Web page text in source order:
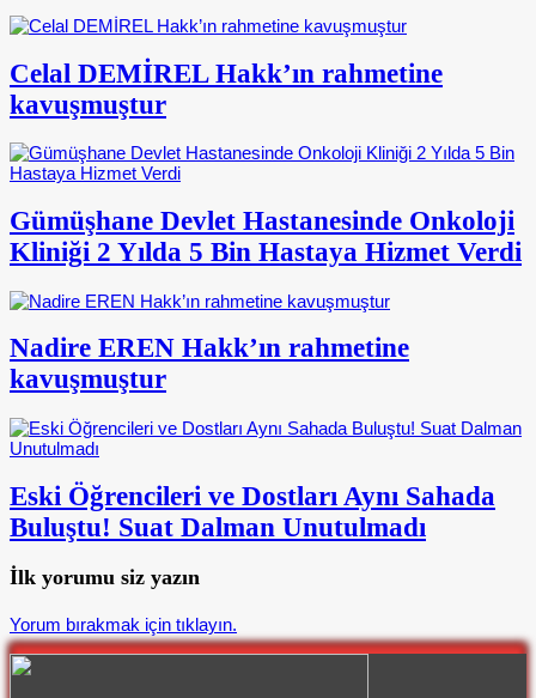
Celal DEMİREL Hakk’ın rahmetine
kavuşmuştur
Gümüşhane Devlet Hastanesinde Onkoloji
Kliniği 2 Yılda 5 Bin Hastaya Hizmet Verdi
Nadire EREN Hakk’ın rahmetine
kavuşmuştur
Eski Öğrencileri ve Dostları Aynı Sahada
Buluştu! Suat Dalman Unutulmadı
İlk yorumu siz yazın
Yorum bırakmak için tıklayın.